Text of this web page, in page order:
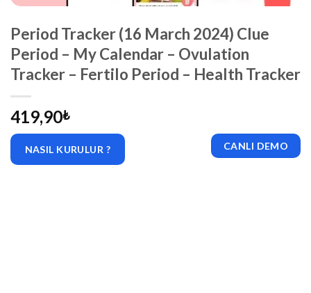
Period Tracker (16 March 2024) Clue
Period – My Calendar – Ovulation
Tracker – Fertilo Period – Health Tracker
419,90₺
NASIL KURULUR ? CANLI DEMO